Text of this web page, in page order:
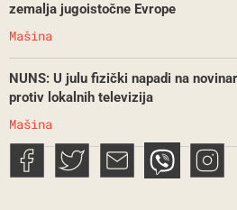
zemalja jugoistočne Evrope
Mašina
NUNS: U julu fizički napadi na
protiv lokalnih televizija
Mašina